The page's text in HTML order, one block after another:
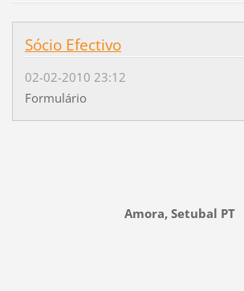
Sócio Efectivo
02-02-2010 23:12
Formulário
Amora, Setubal PT